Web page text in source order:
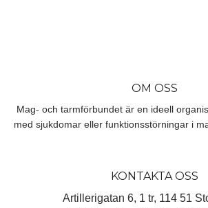
OM OSS
Mag- och tarmförbundet är en ideell
med sjukdomar eller funktionsstörningar i
KONTAKTA OSS
Artillerigatan 6, 1 tr, 114 51